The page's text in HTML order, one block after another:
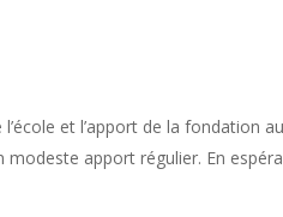
et l’apport de la fondation
apport régulier. En